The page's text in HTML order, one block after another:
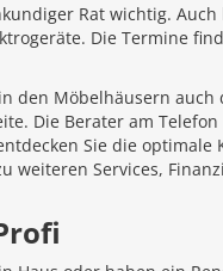
Rat wichtig.
Die Termine
den Möbelhäusern
Die Berater am
Sie die
weiteren Services,